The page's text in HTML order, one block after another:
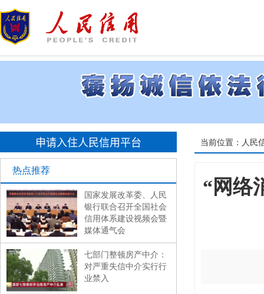
申请入住人民信用平台
热点推荐
国家发展改革委、人民
银行联合召开全国社会
信用体系建设视频会暨
媒体通气会
七部门整顿房产中介：
对严重失信中介实行行
业禁入
当前位置： 人民
“网络